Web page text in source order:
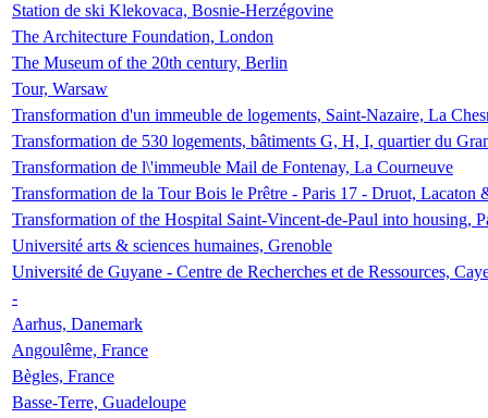
Station de ski Klekovaca, Bosnie-Herzégovine
The Architecture Foundation, London
The Museum of the 20th century, Berlin
Tour, Warsaw
Transformation d'un immeuble de logements, Saint-Nazaire, La
Transformation de 530 logements, bâtiments G, H, I, quartier du
Transformation de l\'immeuble Mail de Fontenay, La Courneuve
Transformation de la Tour Bois le Prêtre - Paris 17 - Druot, Lacaton
Transformation of the Hospital Saint-Vincent-de-Paul into housing,
Université arts & sciences humaines, Grenoble
Université de Guyane - Centre de Recherches et de Ressources,
-
Aarhus, Danemark
Angoulême, France
Bègles, France
Basse-Terre, Guadeloupe